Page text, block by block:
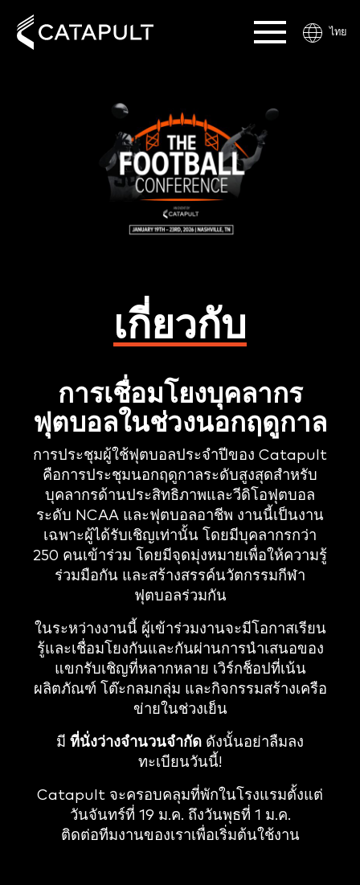
ไทย
เกี่ยวกับ
การเชื่อมโยงบุคลากร
ฟุตบอลในช่วงนอกฤดูกาล
การประชุมผู้ใช้ฟุตบอลประจำปีของ Catapult
คือการประชุมนอกฤดูกาลระดับสูงสุดสำหรับ
บุคลากรด้านประสิทธิภาพและวีดิโอฟุตบอล
ระดับ NCAA และฟุตบอลอาชีพ งานนี้เป็นงาน
เฉพาะผู้ได้รับเชิญเท่านั้น โดยมีบุคลากรกว่า
250 คนเข้าร่วม โดยมีจุดมุ่งหมายเพื่อให้ความรู้
ร่วมมือกัน และสร้างสรรค์นวัตกรรมกีฬา
ฟุตบอลร่วมกัน
ในระหว่างงานนี้ ผู้เข้าร่วมงานจะมีโอกาสเรียน
รู้และเชื่อมโยงกันและกันผ่านการนำเสนอของ
แขกรับเชิญที่หลากหลาย เวิร์กช็อปที่เน้น
ผลิตภัณฑ์ โต๊ะกลมกลุ่ม และกิจกรรมสร้างเครือ
ข่ายในช่วงเย็น
มี ที่นั่งว่างจำนวนจำกัด ดังนั้นอย่าลืมลง
ทะเบียนวันนี้!
Catapult จะครอบคลุมที่พักในโรงแรมตั้งแต่
วันจันทร์ที่ 19 ม.ค. ถึงวันพุธที่ 1 ม.ค.
ติดต่อทีมงานของเราเพื่อเริ่มต้นใช้งาน